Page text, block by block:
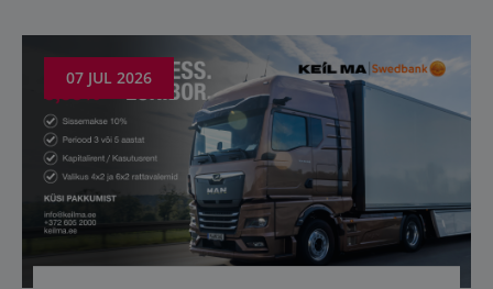
07 JUL 2026